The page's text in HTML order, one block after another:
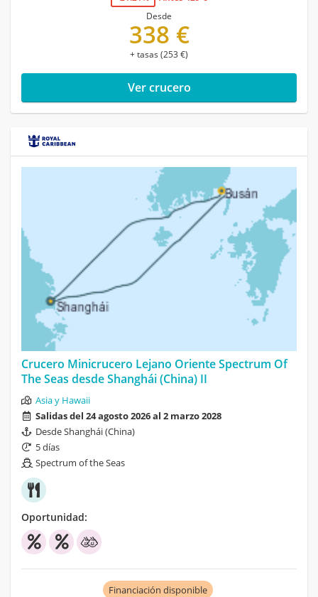
Desde
338 €
+ tasas (253 €)
Ver crucero
Crucero Minicrucero Lejano Oriente Spectrum Of
The Seas desde Shanghái (China) II
Asia y Hawaii
Salidas del 24 agosto 2026 al 2 marzo 2028
Desde Shanghái (China)
5 días
Spectrum of the Seas
Oportunidad:
Financiación disponible